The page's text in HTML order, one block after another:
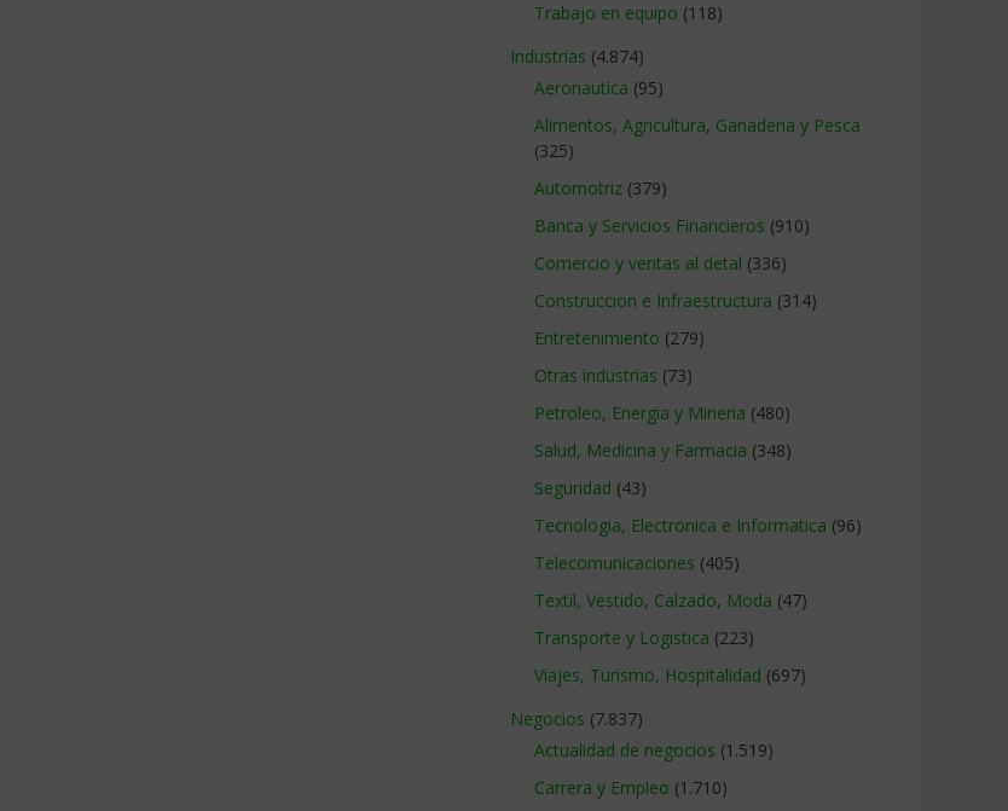
Trabajo en equipo (118)
Industrias (4.874)
Aeronautica (95)
Alimentos, Agricultura, Ganaderia y Pesca
(325)
Automotriz (379)
Banca y Servicios Financieros (910)
Comercio y ventas al detal (336)
Construccion e Infraestructura (314)
Entretenimiento (279)
Otras industrias (73)
Petroleo, Energia y Mineria (480)
Salud, Medicina y Farmacia (348)
Seguridad (43)
Tecnologia, Electronica e Informatica (96)
Telecomunicaciones (405)
Textil, Vestido, Calzado, Moda (47)
Transporte y Logistica (223)
Viajes, Turismo, Hospitalidad (697)
Negocios (7.837)
Actualidad de negocios (1.519)
Carrera y Empleo (1.710)